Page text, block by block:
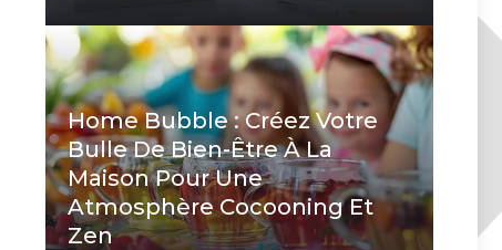
Home Bubble : Créez Votre
Bulle De Bien-Être À La
Maison Pour Une
Atmosphère Cocooning Et
Zen